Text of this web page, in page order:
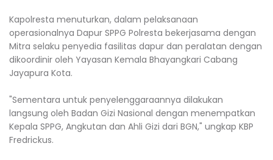
Kapolresta menuturkan, dalam pelaksanaan
operasionalnya Dapur SPPG Polresta bekerjasama dengan
Mitra selaku penyedia fasilitas dapur dan peralatan dengan
dikoordinir oleh Yayasan Kemala Bhayangkari Cabang
Jayapura Kota.
"Sementara untuk penyelenggaraannya dilakukan
langsung oleh Badan Gizi Nasional dengan menempatkan
Kepala SPPG, Angkutan dan Ahli Gizi dari BGN," ungkap KBP
Fredrickus.